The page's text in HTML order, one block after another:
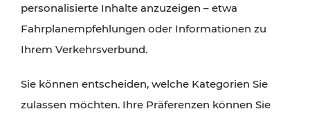
personalisierte Inhalte anzuzeigen – etwa
Fahrplanempfehlungen oder Informationen zu
Ihrem Verkehrsverbund.
Sie können entscheiden, welche Kategorien Sie
zulassen möchten. Ihre Präferenzen können Sie